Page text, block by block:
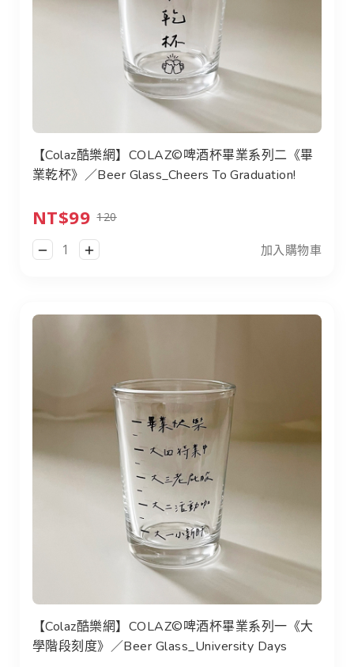
【Colaz酷樂網】COLAZ©啤酒杯畢業系列二《畢
業乾杯》／Beer Glass_Cheers To Graduation!
NT$99 120
加入購物車
【Colaz酷樂網】COLAZ©啤酒杯畢業系列一《大
學階段刻度》／Beer Glass_University Days